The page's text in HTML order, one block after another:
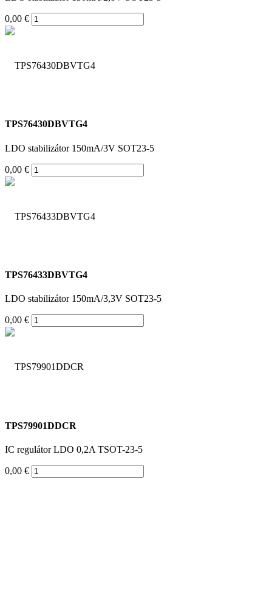
0,00 €
TPS76430DBVTG4
LDO stabilizátor 150mA/3V SOT23-5
0,00 €
TPS76433DBVTG4
LDO stabilizátor 150mA/3,3V SOT23-5
0,00 €
TPS79901DDCR
IC regulátor LDO 0,2A TSOT-23-5
0,00 €